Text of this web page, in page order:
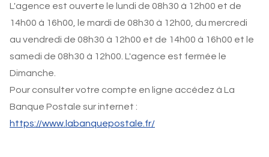
L'agence est ouverte le lundi de 08h30 à 12h00 et de
14h00 à 16h00, le mardi de 08h30 à 12h00, du mercredi
au vendredi de 08h30 à 12h00 et de 14h00 à 16h00 et le
samedi de 08h30 à 12h00. L'agence est fermée le
Dimanche.
Pour consulter votre compte en ligne accédez à La
Banque Postale sur internet :
https://www.labanquepostale.fr/